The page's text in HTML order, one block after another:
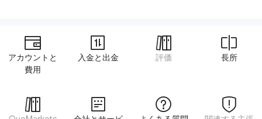
アカウントと
費用
入金と出金 評価 長所